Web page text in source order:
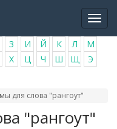
З И Й К Л
М
Х Ц Ч Ш Щ
Э
для слова "рангоут"
"рангоут"